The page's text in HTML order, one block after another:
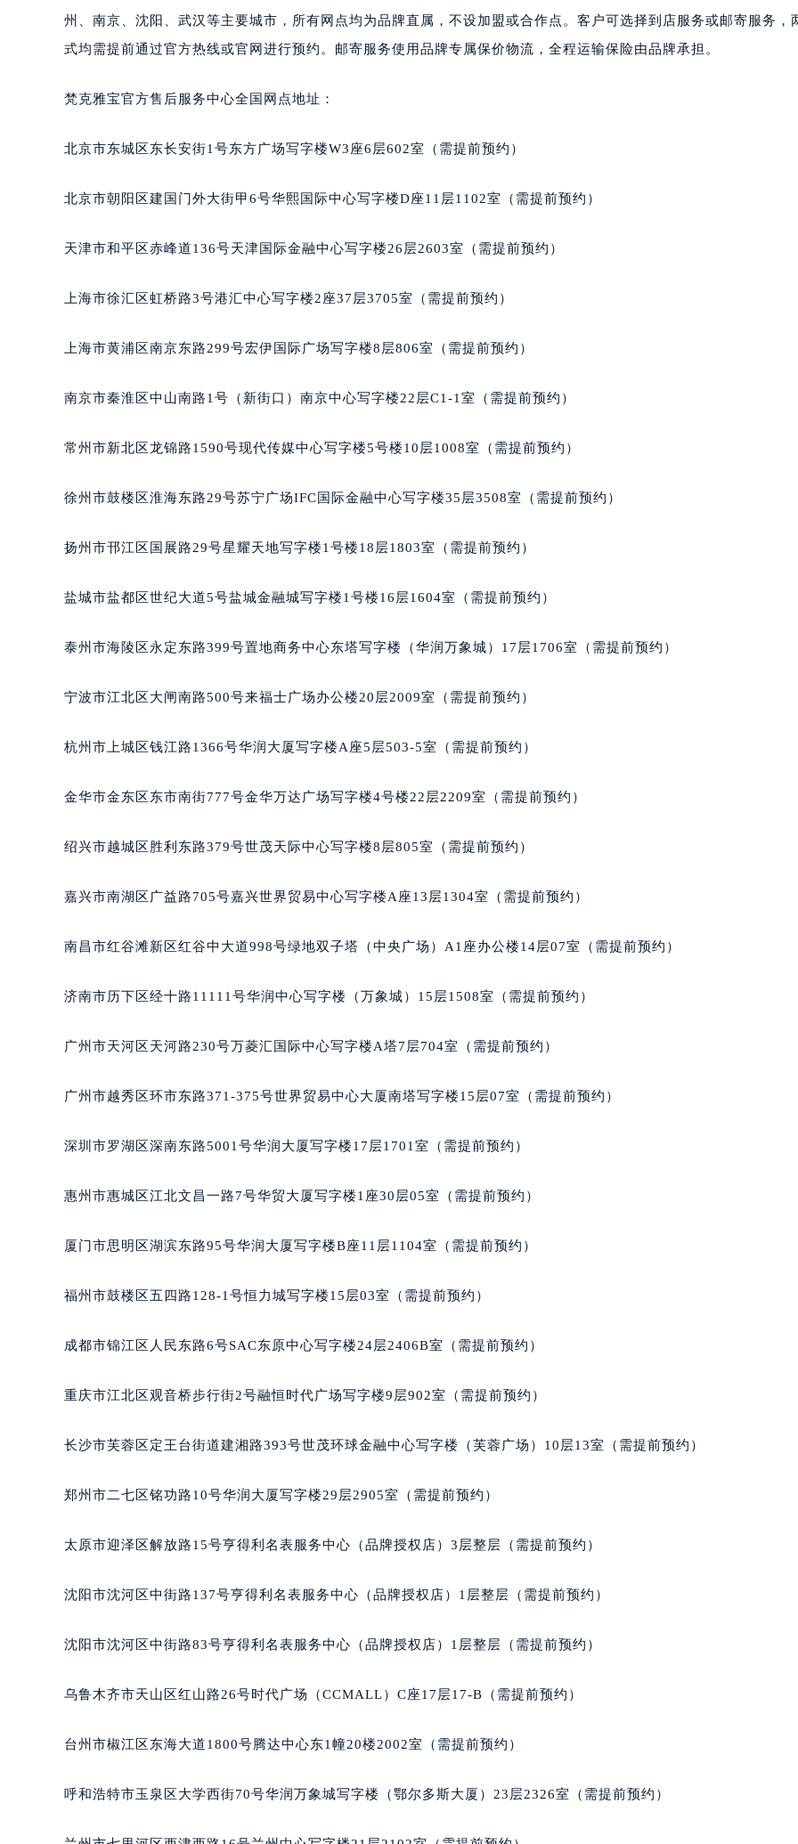
州、南京、沈阳、武汉等主要城市，所有网点均为品牌直属，不设加盟或合作点。客户可选择到店服务或邮寄服务，
式均需提前通过官方热线或官网进行预约。邮寄服务使用品牌专属保价物流，全程运输保险由品牌承担。
梵克雅宝官方售后服务中心全国网点地址：
北京市东城区东长安街1号东方广场写字楼W3座6层602室（需提前预约）
北京市朝阳区建国门外大街甲6号华熙国际中心写字楼D座11层1102室（需提前预约）
天津市和平区赤峰道136号天津国际金融中心写字楼26层2603室（需提前预约）
上海市徐汇区虹桥路3号港汇中心写字楼2座37层3705室（需提前预约）
上海市黄浦区南京东路299号宏伊国际广场写字楼8层806室（需提前预约）
南京市秦淮区中山南路1号（新街口）南京中心写字楼22层C1-1室（需提前预约）
常州市新北区龙锦路1590号现代传媒中心写字楼5号楼10层1008室（需提前预约）
徐州市鼓楼区淮海东路29号苏宁广场IFC国际金融中心写字楼35层3508室（需提前预约）
扬州市邗江区国展路29号星耀天地写字楼1号楼18层1803室（需提前预约）
盐城市盐都区世纪大道5号盐城金融城写字楼1号楼16层1604室（需提前预约）
泰州市海陵区永定东路399号置地商务中心东塔写字楼（华润万象城）17层1706室（需提前预约）
宁波市江北区大闸南路500号来福士广场办公楼20层2009室（需提前预约）
杭州市上城区钱江路1366号华润大厦写字楼A座5层503-5室（需提前预约）
金华市金东区东市南街777号金华万达广场写字楼4号楼22层2209室（需提前预约）
绍兴市越城区胜利东路379号世茂天际中心写字楼8层805室（需提前预约）
嘉兴市南湖区广益路705号嘉兴世界贸易中心写字楼A座13层1304室（需提前预约）
南昌市红谷滩新区红谷中大道998号绿地双子塔（中央广场）A1座办公楼14层07室（需提前预约）
济南市历下区经十路11111号华润中心写字楼（万象城）15层1508室（需提前预约）
广州市天河区天河路230号万菱汇国际中心写字楼A塔7层704室（需提前预约）
广州市越秀区环市东路371-375号世界贸易中心大厦南塔写字楼15层07室（需提前预约）
深圳市罗湖区深南东路5001号华润大厦写字楼17层1701室（需提前预约）
惠州市惠城区江北文昌一路7号华贸大厦写字楼1座30层05室（需提前预约）
厦门市思明区湖滨东路95号华润大厦写字楼B座11层1104室（需提前预约）
福州市鼓楼区五四路128-1号恒力城写字楼15层03室（需提前预约）
成都市锦江区人民东路6号SAC东原中心写字楼24层2406B室（需提前预约）
重庆市江北区观音桥步行街2号融恒时代广场写字楼9层902室（需提前预约）
长沙市芙蓉区定王台街道建湘路393号世茂环球金融中心写字楼（芙蓉广场）10层13室（需提前预约）
郑州市二七区铭功路10号华润大厦写字楼29层2905室（需提前预约）
太原市迎泽区解放路15号亨得利名表服务中心（品牌授权店）3层整层（需提前预约）
沈阳市沈河区中街路137号亨得利名表服务中心（品牌授权店）1层整层（需提前预约）
沈阳市沈河区中街路83号亨得利名表服务中心（品牌授权店）1层整层（需提前预约）
乌鲁木齐市天山区红山路26号时代广场（CCMALL）C座17层17-B（需提前预约）
台州市椒江区东海大道1800号腾达中心东1幢20楼2002室（需提前预约）
呼和浩特市玉泉区大学西街70号华润万象城写字楼（鄂尔多斯大厦）23层2326室（需提前预约）